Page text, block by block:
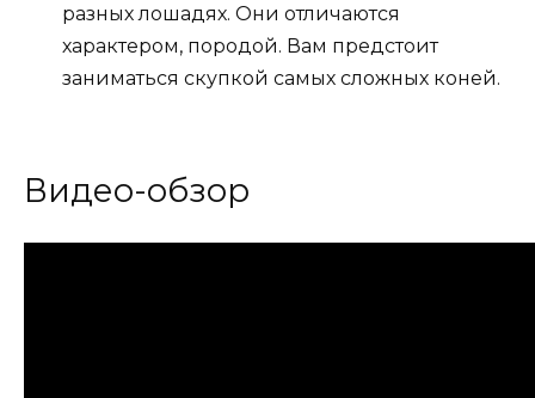
разных лошадях. Они отличаются
характером, породой. Вам предстоит
заниматься скупкой самых сложных коней.
Видео-обзор